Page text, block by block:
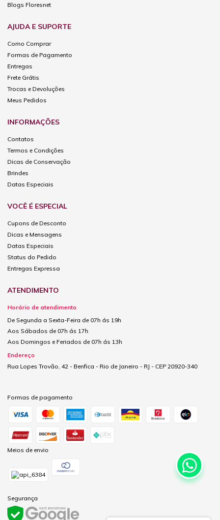
Blogs Floresnet
AJUDA E SUPORTE
Como Comprar
Formas de Pagamento
Entregas
Frete Grátis
Trocas e Devoluções
Meus Pedidos
INFORMAÇÕES
Contatos
Termos e Condições
Dicas de Conservação
Brindes
Datas Especiais
VOCÊ É ESPECIAL
Cupons de Desconto
Dicas e Mensagens
Datas Especiais
Status do Pedido
Entregas Expressa
ATENDIMENTO
Horário de atendimento
De Segunda a Sexta-Feira de 07h ás 19h
Aos Sábados de 07h ás 17h
Aos Domingos e Feriados de 07h ás 13h
Endereço
Rua Lopes Trovão, 42 - Benfica - Rio de Janeiro - RJ - CEP 20920-340
Formas de pagamento
Meios de envio
Segurança